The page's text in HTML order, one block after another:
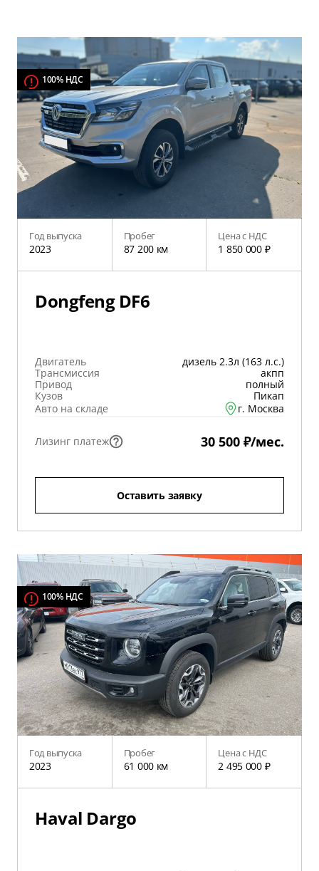
100% НДС
Год выпуска
2023
Пробег
87 200 км
Цена с НДС
1 850 000 ₽
Dongfeng DF6
Двигатель
дизель 2.3л (163 л.с.)
Трансмиссия
акпп
Привод
полный
Кузов
Пикап
Авто на складе
г. Москва
Лизинг платеж 30 500 ₽/мес.
Оставить заявку
100% НДС
Год выпуска
2023
Пробег
61 000 км
Цена с НДС
2 495 000 ₽
Haval Dargo